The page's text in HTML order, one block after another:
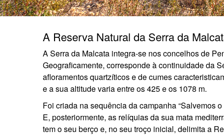
A Reserva Natural da Serra da
A Serra da Malcata integra-se nos concelhos de
Geograficamente, corresponde à continuidade da
afloramentos quartzíticos e de cumes
e a sua altitude varia entre os 425 e os 1078 m.
Foi criada na sequência da campanha “Salvemos
E, posteriormente, as relíquias da sua mata
tem o seu berço e, no seu troço inicial, delimita a